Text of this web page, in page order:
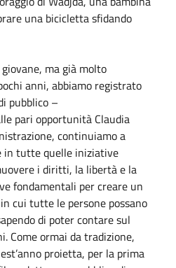
una bicicletta sfidando
ma già molto
anni, abbiamo registrato
pubblico –
pari opportunità Claudia
continuiamo a
in tutte quelle iniziative
i diritti, la libertà e la
fondamentali per creare un
cui tutte le persone possano
di poter contare sul
Come ormai da tradizione,
proietta, per la prima